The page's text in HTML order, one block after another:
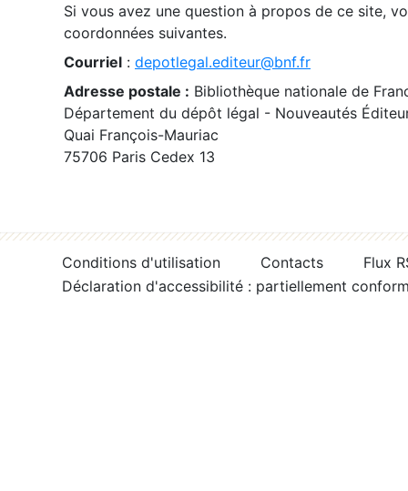
Si vous avez une question à propos de ce site,
coordonnées suivantes.
Courriel : depotlegal.editeur@bnf.fr
Adresse postale : Bibliothèque nationale de
Département du dépôt légal - Nouveautés
Quai François-Mauriac
75706 Paris Cedex 13
Conditions d'utilisation Contacts
Flux
Déclaration d'accessibilité : partiellement